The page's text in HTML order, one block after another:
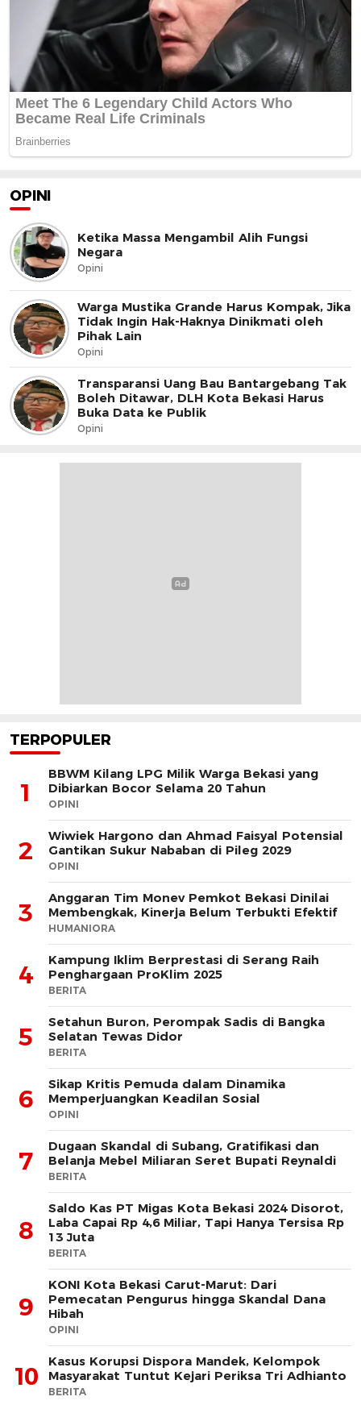
OPINI
Ketika Massa Mengambil Alih Fungsi
Negara
Opini
Warga Mustika Grande Harus Kompak, Jika
Tidak Ingin Hak-Haknya Dinikmati oleh
Pihak Lain
Opini
Transparansi Uang Bau Bantargebang Tak
Boleh Ditawar, DLH Kota Bekasi Harus
Buka Data ke Publik
Opini
TERPOPULER
1
BBWM Kilang LPG Milik Warga Bekasi yang
Dibiarkan Bocor Selama 20 Tahun
OPINI
2
Wiwiek Hargono dan Ahmad Faisyal Potensial
Gantikan Sukur Nababan di Pileg 2029
OPINI
3
Anggaran Tim Monev Pemkot Bekasi Dinilai
Membengkak, Kinerja Belum Terbukti Efektif
HUMANIORA
4
Kampung Iklim Berprestasi di Serang Raih
Penghargaan ProKlim 2025
BERITA
5
Setahun Buron, Perompak Sadis di Bangka
Selatan Tewas Didor
BERITA
6
Sikap Kritis Pemuda dalam Dinamika
Memperjuangkan Keadilan Sosial
OPINI
7
Dugaan Skandal di Subang, Gratifikasi dan
Belanja Mebel Miliaran Seret Bupati Reynaldi
BERITA
8
Saldo Kas PT Migas Kota Bekasi 2024 Disorot,
Laba Capai Rp 4,6 Miliar, Tapi Hanya Tersisa Rp
13 Juta
BERITA
9
KONI Kota Bekasi Carut-Marut: Dari
Pemecatan Pengurus hingga Skandal Dana
Hibah
OPINI
10
Kasus Korupsi Dispora Mandek, Kelompok
Masyarakat Tuntut Kejari Periksa Tri Adhianto
BERITA